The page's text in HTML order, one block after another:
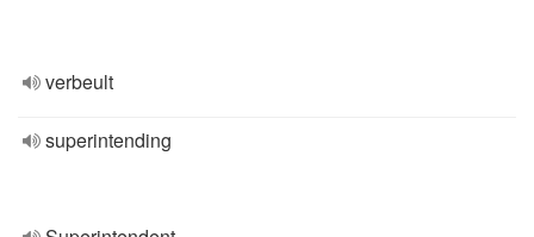
verbeult
superintending